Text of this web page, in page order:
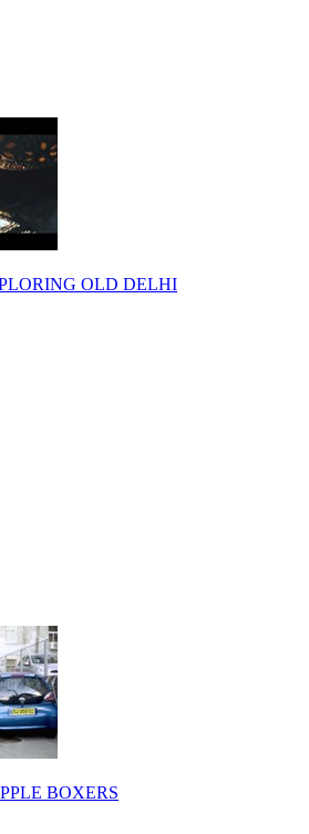
OLD DELHI
BOXERS